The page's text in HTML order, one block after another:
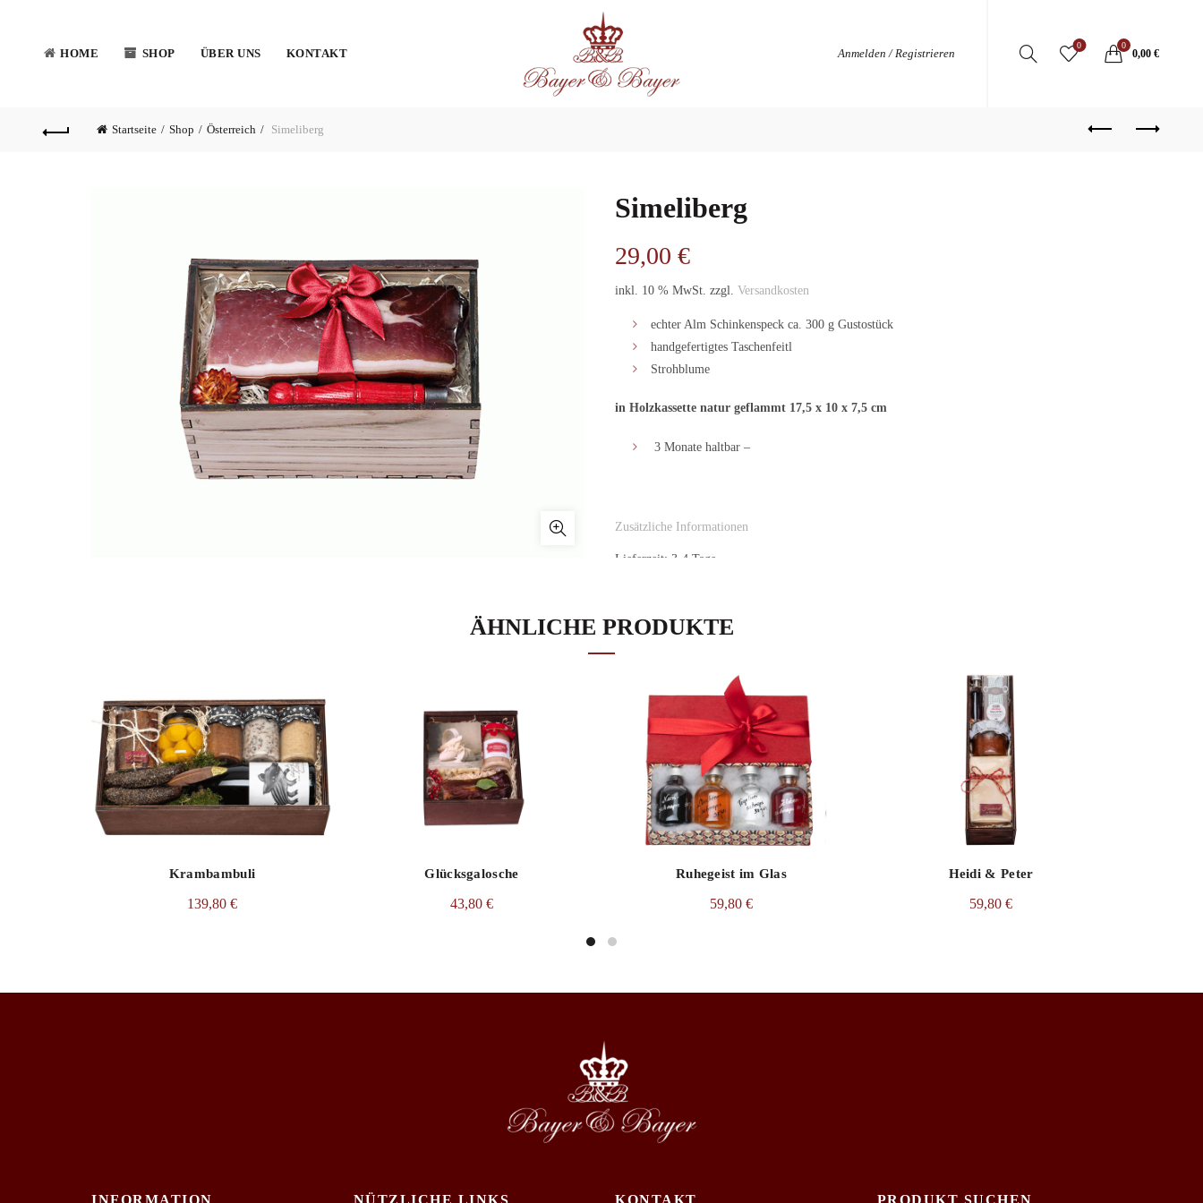
HOME SHOP ÜBER UNS KONTAKT Anmelden / Registrieren
0 0
0,00 €
Startseite Shop Österreich Simeliberg
Simeliberg
29,00 €
inkl. 10 % MwSt. zzgl. Versandkosten
echter Alm Schinkenspeck ca. 300 g Gustostück
handgefertigtes Taschenfeitl
Strohblume
in Holzkassette natur geflammt 17,5 x 10 x 7,5 cm
3 Monate haltbar –
Zusätzliche Informationen
Lieferzeit: 3-4 Tage
Zu Wunschliste hinzufügen
ZUSÄTZLICHE INFORMATION
Gewicht
Artikelnummer:Best.-Nr.53-20
Kategorie:Österreich
Schlüsselworte:Geschenkbox , Schinkenspeck
ÄHNLICHE PRODUKTE
Krambambuli
139,80 €
Glücksgalosche
43,80 €
Ruhegeist im Glas
59,80 €
Heidi & Peter
59,80 €
INFORMATION NÜTZLICHE LINKS KONTAKT PRODUKT SUCHEN